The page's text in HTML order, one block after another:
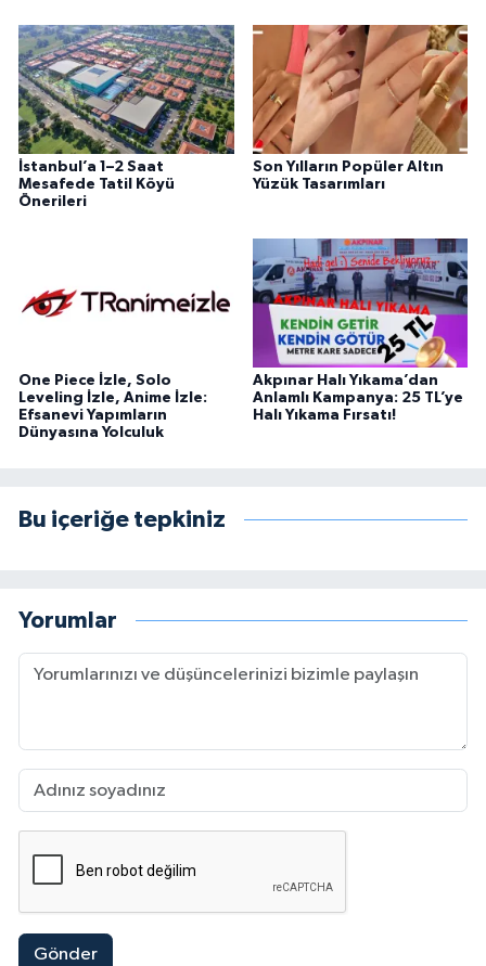
İstanbul’a 1–2 Saat
Mesafede Tatil Köyü
Önerileri
Son Yılların Popüler Altın
Yüzük Tasarımları
One Piece İzle, Solo
Leveling İzle, Anime İzle:
Efsanevi Yapımların
Dünyasına Yolculuk
Akpınar Halı Yıkama’dan
Anlamlı Kampanya: 25 TL’ye
Halı Yıkama Fırsatı!
Bu içeriğe tepkiniz
Yorumlar
Gönder